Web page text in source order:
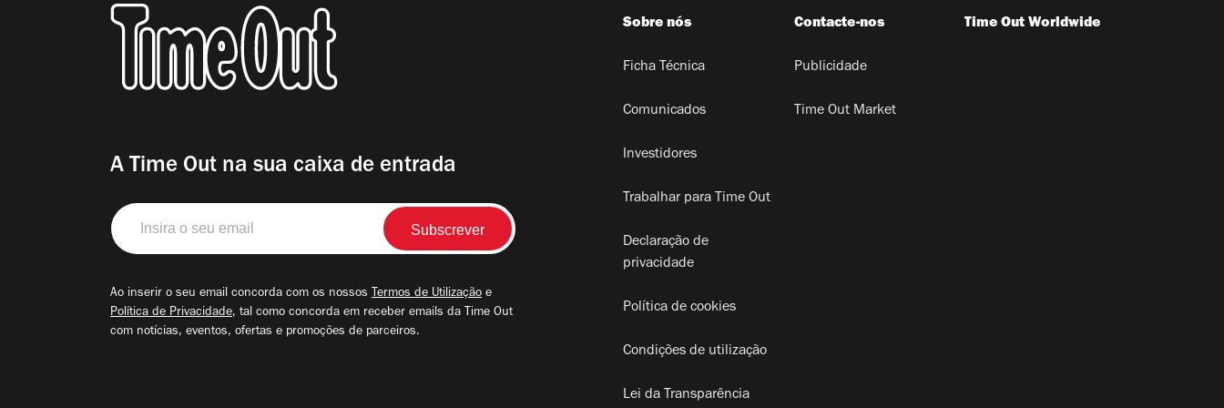
A Time Out na sua caixa de entrada
Insira
o
seu
Ao inserir o seu email concorda com os nossos Termos de Utilização e
Política de Privacidade, tal como concorda em receber emails da Time Out
com notícias, eventos, ofertas e promoções de parceiros.
Sobre nós
Ficha Técnica
Comunicados
Investidores
Trabalhar para Time Out
Declaração de
privacidade
Política de cookies
Condições de utilização
Lei da Transparência
Contacte-nos
Publicidade
Time Out Market
Time Out Worldwide